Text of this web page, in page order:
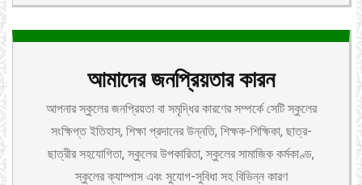
আমাদের জনপ্রিয়তার কারন
আপনার স্কুলের জনপ্রিয়তা বা সমৃদ্ধির কারণের সম্পর্কে সেটি স্কুলের
সংক্ষিপ্ত ইতিহাস, শিক্ষা প্রদানের উন্নতি, শিক্ষক-শিক্ষিকা, ছাত্র-
ছাত্রীর সহযোগিতা, স্কুলের উপকারিতা, স্কুলের সামাজিক কর্মকাণ্ড,
স্কুলের ক্যাম্পাস এবং সুযোগ-সুবিধা সহ বিভিন্ন কারণ